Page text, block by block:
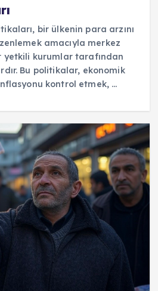
bir ülkenin para arzını
amacıyla merkez
yetkili kurumlar tarafından
Bu politikalar, ekonomik
kontrol etmek, ...